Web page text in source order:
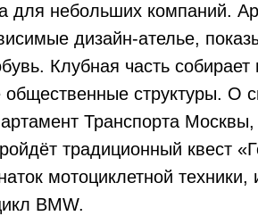
для небольших компаний.
дизайн-ателье,
Клубная часть собирает
структуры. О
Транспорта
традиционный квест
мотоциклетной техники,
BMW.